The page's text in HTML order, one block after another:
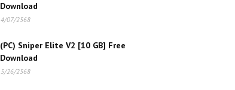
Download
4/07/2568
(PC) Sniper Elite V2 [10 GB] Free
Download
5/26/2568